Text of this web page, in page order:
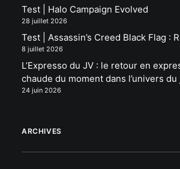
Test | Halo Campaign Evolved
28 juillet 2026
Test | Assassin’s Creed Black Flag :
8 juillet 2026
L’Expresso du JV : le retour en
chaude du moment dans l’univers
24 juin 2026
ARCHIVES